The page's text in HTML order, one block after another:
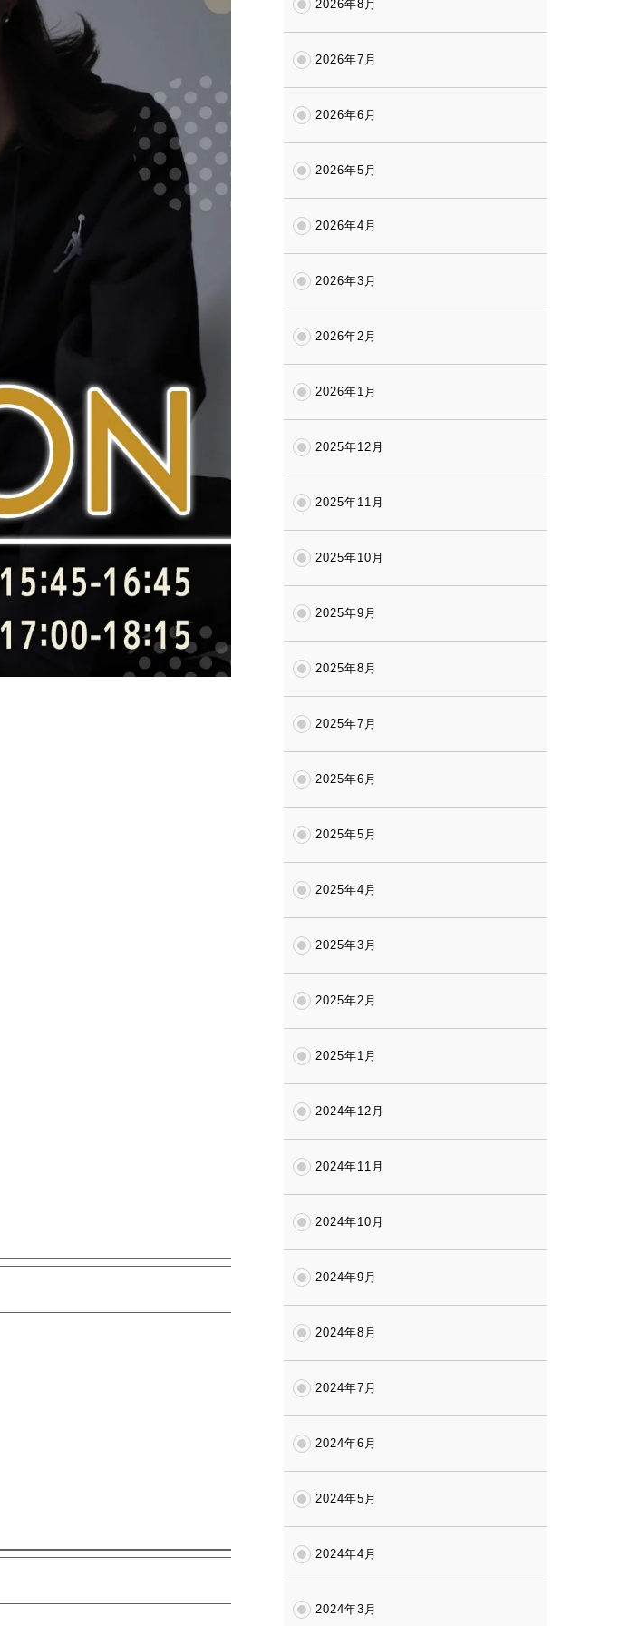
2026年8月
2026年7月
2026年6月
2026年5月
2026年4月
2026年3月
2026年2月
2026年1月
2025年12月
2025年11月
2025年10月
2025年9月
2025年8月
2025年7月
2025年6月
2025年5月
2025年4月
2025年3月
2025年2月
2025年1月
2024年12月
2024年11月
2024年10月
2024年9月
2024年8月
2024年7月
2024年6月
2024年5月
2024年4月
2024年3月